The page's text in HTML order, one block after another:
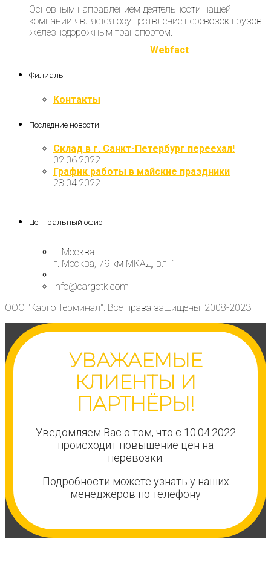
Основным направлением деятельности нашей
компании является осуществление перевозок грузов
железнодорожным транспортом.
Webfact
Филиалы
Контакты
Последние новости
Склад в г. Санкт-Петербург переехал!
02.06.2022
График работы в майские праздники
28.04.2022
Центральный офис
г. Москва
г. Москва, 79 км МКАД, вл. 1
info@cargotk.com
ООО "Карго Терминал". Все права защищены. 2008-2023
УВАЖАЕМЫЕ
КЛИЕНТЫ И
ПАРТНЁРЫ!
Уведомляем Вас о том, что с 10.04.2022
происходит повышение цен на
перевозки.
Подробности можете узнать у наших
менеджеров по телефону